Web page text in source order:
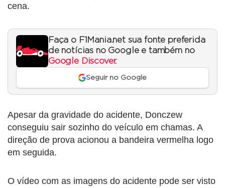
cena.
Faça o F1Mania.net sua fonte preferida
de notícias no Google e também no
Google Discover.
Seguir no Google
Apesar da gravidade do acidente, Donczew
conseguiu sair sozinho do veículo em chamas. A
direção de prova acionou a bandeira vermelha logo
em seguida.
O vídeo com as imagens do acidente pode ser visto